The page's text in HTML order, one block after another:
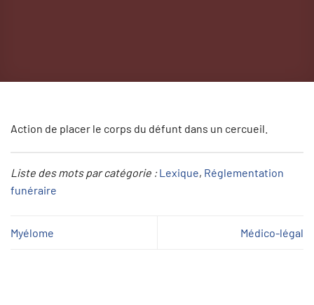
Action de placer le corps du défunt dans un cercueil.
Liste des mots par catégorie :Lexique, Réglementation
funéraire
Myélome Médico-légal